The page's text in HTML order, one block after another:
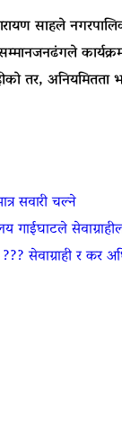
साहले
तर, अनियमितता
सवारी चल्ने
गाईघाटले
सेवाग्राही र कर